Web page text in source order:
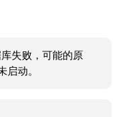
失败，可能的原
启动。